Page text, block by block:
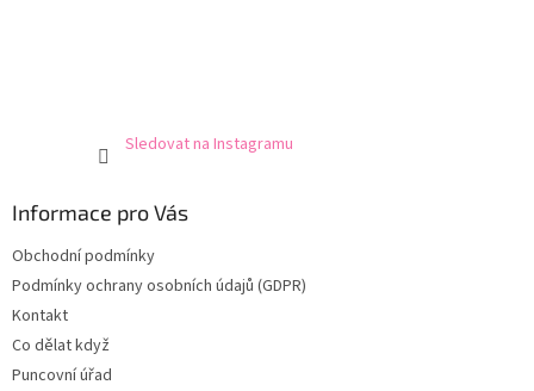
Sledovat na Instagramu
Informace pro Vás
Obchodní podmínky
Podmínky ochrany osobních údajů (GDPR)
Kontakt
Co dělat když
Puncovní úřad